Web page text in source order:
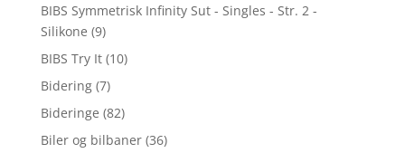
BIBS Symmetrisk Infinity Sut - Singles - Str. 2 -
Silikone (9)
BIBS Try It (10)
Bidering (7)
Bideringe (82)
Biler og bilbaner (36)